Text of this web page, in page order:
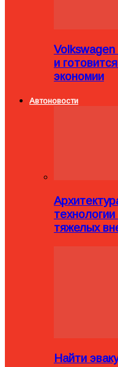
и
экономии
Автоновости
тяжелых
Найти